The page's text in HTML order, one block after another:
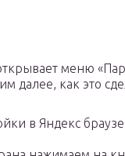
меню
далее, как это
в Яндекс